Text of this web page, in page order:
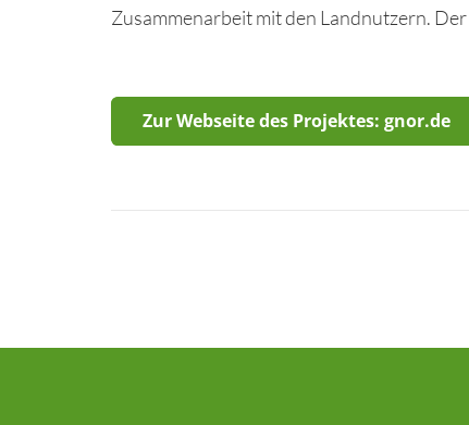
Zusammenarbeit mit den Landnutzern.
Zur Webseite des Projektes: gnor.de